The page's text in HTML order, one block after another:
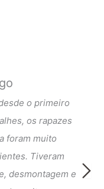
o primeiro
os rapazes
foram muito
Tiveram
desmontagem e